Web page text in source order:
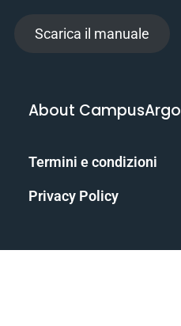
Scarica il manuale
About CampusArgo
Termini e condizioni
Privacy Policy